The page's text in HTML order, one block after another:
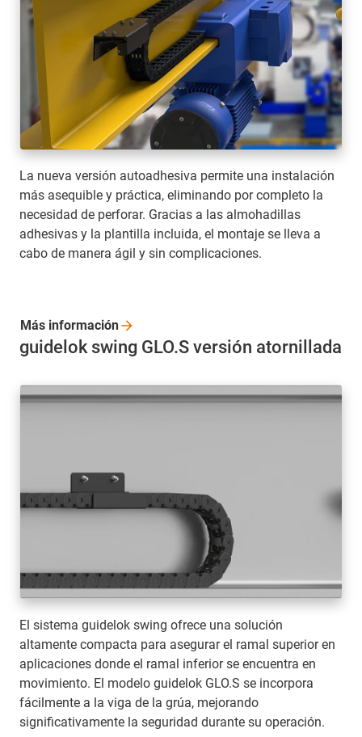
La nueva versión autoadhesiva permite una instalación
más asequible y práctica, eliminando por completo la
necesidad de perforar. Gracias a las almohadillas
adhesivas y la plantilla incluida, el montaje se lleva a
cabo de manera ágil y sin complicaciones.
guidelok swing GLO.S versión atornillada
El sistema guidelok swing ofrece una solución
altamente compacta para asegurar el ramal superior en
aplicaciones donde el ramal inferior se encuentra en
movimiento. El modelo guidelok GLO.S se incorpora
fácilmente a la viga de la grúa, mejorando
significativamente la seguridad durante su operación.
Más información